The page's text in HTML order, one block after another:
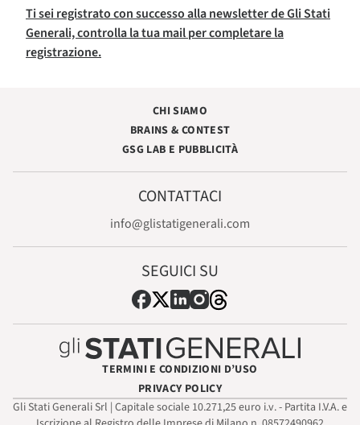
Ti sei registrato con successo alla newsletter de Gli Stati
Generali, controlla la tua mail per completare la
registrazione.
CHI SIAMO
BRAINS & CONTEST
GSG LAB E PUBBLICITÀ
CONTATTACI
info@glistatigenerali.com
SEGUICI SU
TERMINI E CONDIZIONI D’USO
PRIVACY POLICY
Gli Stati Generali Srl | Capitale sociale 10.271,25 euro i.v. - Partita I.V.A. e